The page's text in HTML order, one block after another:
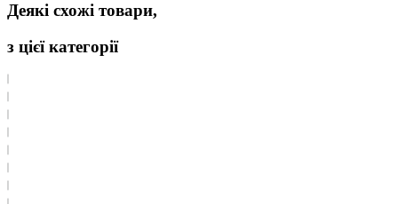
Деякі схожі товари,
з цієї категорії